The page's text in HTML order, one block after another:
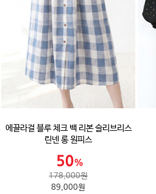
에끌라걸 블루 체크 백 리본 슬리브리스
린넨 롱 원피스
178,000원
89,000원